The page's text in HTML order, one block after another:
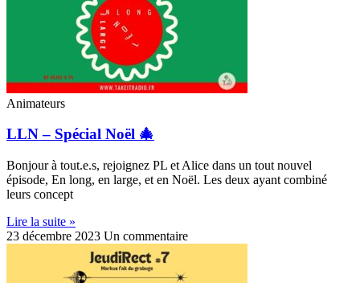
Animateurs
LLN – Spécial Noël 🎄
Bonjour à tout.e.s, rejoignez PL et Alice dans un tout nouvel
épisode, En long, en large, et en Noël. Les deux ayant combiné
leurs concept
Lire la suite »
23 décembre 2023 Un commentaire